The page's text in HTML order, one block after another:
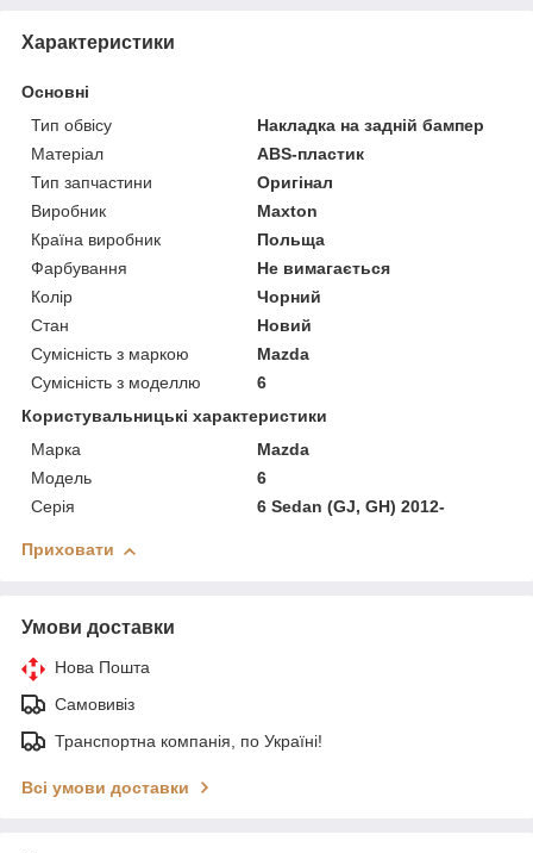
Характеристики
Основні
Тип обвісу
Накладка на задній бампер
Матеріал
ABS-пластик
Тип запчастини
Оригінал
Виробник
Maxton
Країна виробник
Польща
Фарбування
Не вимагається
Колір
Чорний
Стан
Новий
Сумісність з маркою
Mazda
Сумісність з моделлю
6
Користувальницькі характеристики
Марка
Mazda
Модель
6
Серія
6 Sedan (GJ, GH) 2012-
Приховати
Умови доставки
Нова Пошта
Самовивіз
Транспортна компанія, по Україні!
Всі умови доставки